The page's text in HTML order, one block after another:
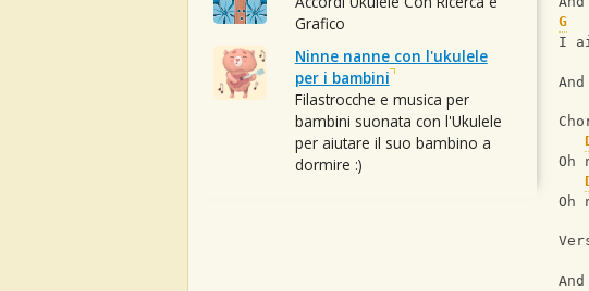
G
I
Oh
Oh
Grafico
Ninne nanne con l'ukulele
per i bambini
Filastrocche e musica per
bambini suonata con l'Ukulele
per aiutare il suo bambino a
dormire :)